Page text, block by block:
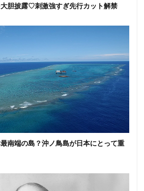
胆披露♡刺激強すぎ先行カット解禁
南端の島？沖ノ鳥島が日本にとって重